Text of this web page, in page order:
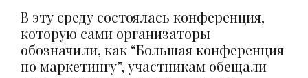
В эту среду состоялась конференция,
которую сами организаторы
обозначили, как “Большая конференция
по маркетингу”, участникам обещали